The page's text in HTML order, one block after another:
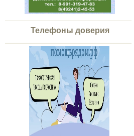
Телефоны доверия